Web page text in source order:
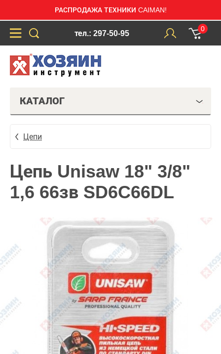
РАСПРОДАЖА ТЕХНИКИ CAIMAN!
тел.: 297-50-95
0
КАТАЛОГ
Цепи
Цепь Unisaw 18" 3/8"
1,6 66зв SD6C66DL